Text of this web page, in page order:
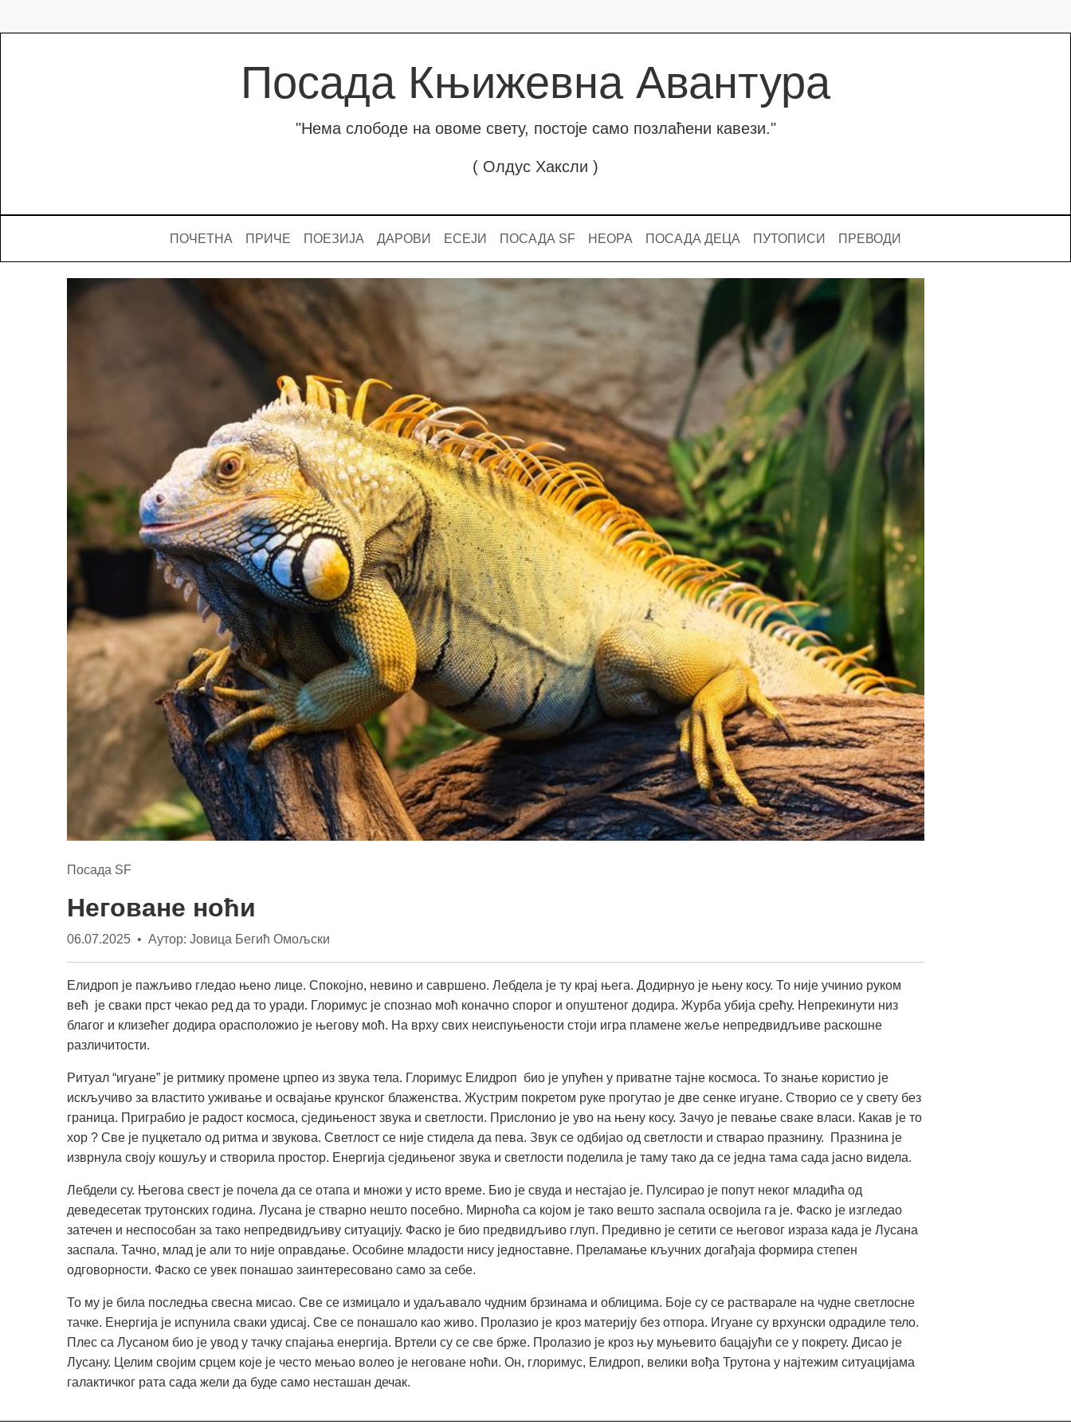
Посада Књижевна Авантура
"Нема слободе на овоме свету, постоје само позлаћени кавези."
( Олдус Хаксли )
ПОЧЕТНА ПРИЧЕ ПОЕЗИЈА ДАРОВИ ЕСЕЈИ ПОСАДА SF НЕОРА ПОСАДА ДЕЦА ПУТОПИСИ ПРЕВОДИ
Посада SF
Неговане ноћи
06.07.2025 • Аутор: Јовица Бегић Омољски
Елидроп је пажљиво гледао њено лице. Спокојно, невино и савршено. Лебдела је ту крај њега. Додирнуо је њену косу. То није учинио руком
већ је сваки прст чекао ред да то уради. Глоримус је спознао моћ коначно спорог и опуштеног додира. Журба убија срећу. Непрекинути низ
благог и клизећег додира орасположио је његову моћ. На врху свих неиспуњености стоји игра пламене жеље непредвидљиве раскошне
различитости.
Ритуал “игуане” је ритмику промене црпео из звука тела. Глоримус Елидроп био је упућен у приватне тајне космоса. То знање користио је
искључиво за властито уживање и освајање крунског блаженства. Жустрим покретом руке прогутао је две сенке игуане. Створио се у свету без
граница. Приграбио је радост космоса, сједињеност звука и светлости. Прислонио је уво на њену косу. Зачуо је певање сваке власи. Какав је то
хор ? Све је пуцкетало од ритма и звукова. Светлост се није стидела да пева. Звук се одбијао од светлости и стварао празнину. Празнина је
изврнула своју кошуљу и створила простор. Енергија сједињеног звука и светлости поделила је таму тако да се једна тама сада јасно видела.
Лебдели су. Његова свест је почела да се отапа и множи у исто време. Био је свуда и нестајао је. Пулсирао је попут неког младића од
деведесетак трутонских година. Лусана је стварно нешто посебно. Мирноћа са којом је тако вешто заспала освојила га је. Фаско је изгледао
затечен и неспособан за тако непредвидљиву ситуацију. Фаско је био предвидљиво глуп. Предивно је сетити се његовог израза када је Лусана
заспала. Тачно, млад је али то није оправдање. Особине младости нису једноставне. Преламање кључних догађаја формира степен
одговорности. Фаско се увек понашао заинтересовано само за себе.
То му је била последња свесна мисао. Све се измицало и удаљавало чудним брзинама и облицима. Боје су се растварале на чудне светлосне
тачке. Енергија је испунила сваки удисај. Све се понашало као живо. Пролазио је кроз материју без отпора. Игуане су врхунски одрадиле тело.
Плес са Лусаном био је увод у тачку спајања енергија. Вртели су се све брже. Пролазио је кроз њу муњевито бацајући се у покрету. Дисао је
Лусану. Целим својим срцем које је често мењао волео је неговане ноћи. Он, глоримус, Елидроп, велики вођа Трутона у најтежим ситуацијама
галактичког рата сада жели да буде само несташан дечак.